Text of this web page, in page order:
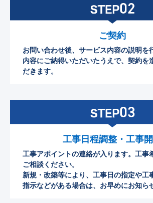
ご契約
お問い合わせ後、サービス内容の説明を
内容にご納得いただいたうえで、契約を
だきます。
工事日程調整・工事
工事アポイントの連絡が入ります。工事
ご相談ください。
新規・改築等により、工事日の指定や工
指示などがある場合は、お早めにお知ら